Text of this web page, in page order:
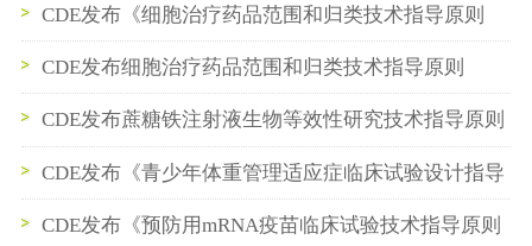
原则
CDE发布《细胞治疗药品范围和归类技术指导原则
（2026年版）》
CDE发布细胞治疗药品范围和归类技术指导原则
（2026年版）
CDE发布蔗糖铁注射液生物等效性研究技术指导原则
公示稿
CDE发布《青少年体重管理适应症临床试验设计指导
原则（征求意见稿）》
CDE发布《预防用mRNA疫苗临床试验技术指导原则